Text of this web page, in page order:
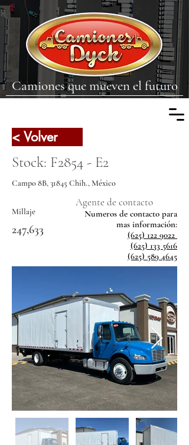
Camiones que mueven el futuro
< Volver
Stock: F2854 - E2
Campo 8B, 31845 Chih., México
Millaje
247,633
Numeros de contacto para
mas información:
(625) 122 9022
(625) 133 5616
(625) 589 4645
Agente de contacto